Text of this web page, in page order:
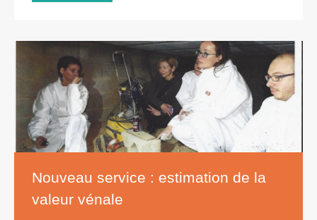
Nouveau service : estimation de la
valeur vénale